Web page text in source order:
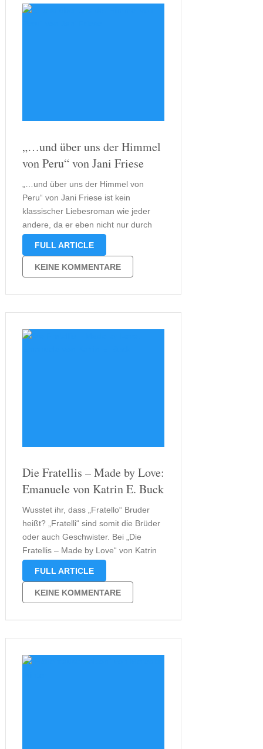
„…und über uns der Himmel
von Peru“ von Jani Friese
„…und über uns der Himmel von
Peru“ von Jani Friese ist kein
klassischer Liebesroman wie jeder
andere, da er eben nicht nur durch
Liebe und Leidenschaft sondern auch
Erzählstränge überzeugt. So gibt es
nicht nur eine tragikomische
Dreiecksbeziehung, sondern auch
FULL ARTICLE
KEINE KOMMENTARE
Die Fratellis – Made by Love:
Emanuele von Katrin E. Buck
Wusstet ihr, dass „Fratello“ Bruder
heißt? „Fratelli“ sind somit die Brüder
oder auch Geschwister. Bei „Die
Fratellis – Made by Love“ von Katrin
Emilia Buck ist der Name also
Männer einer Familie, die jeweils die
Liebe ihres Lebens suchen. Ganz …
FULL ARTICLE
KEINE KOMMENTARE